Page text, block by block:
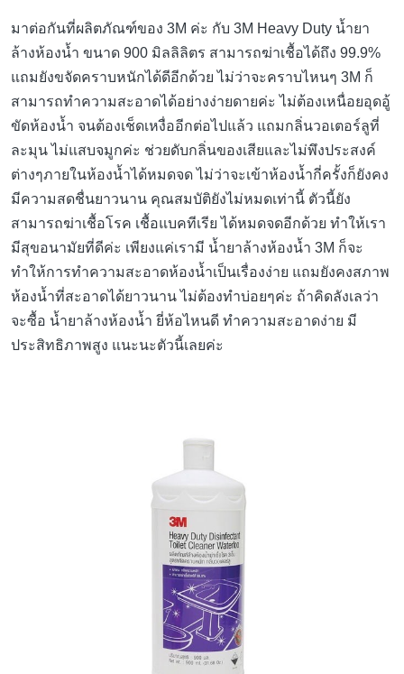
มาต่อกันที่ผลิตภัณฑ์ของ 3M ค่ะ กับ 3M Heavy Duty น้ำยา
ล้างห้องน้ำ ขนาด 900 มิลลิลิตร สามารถฆ่าเชื้อได้ถึง 99.9%
แถมยังขจัดคราบหนักได้ดีอีกด้วย ไม่ว่าจะคราบไหนๆ 3M ก็
สามารถทำความสะอาดได้อย่างง่ายดายค่ะ ไม่ต้องเหนื่อยอุดอู้
ขัดห้องน้ำ จนต้องเช็ดเหงื่ออีกต่อไปแล้ว แถมกลิ่นวอเตอร์ลูที่
ละมุน ไม่แสบจมูกค่ะ ช่วยดับกลิ่นของเสียและไม่พึงประสงค์
ต่างๆภายในห้องน้ำได้หมดจด ไม่ว่าจะเข้าห้องน้ำกี่ครั้งก็ยังคง
มีความสดชื่นยาวนาน คุณสมบัติยังไม่หมดเท่านี้ ตัวนี้ยัง
สามารถฆ่าเชื้อโรค เชื้อแบคทีเรีย ได้หมดจดอีกด้วย ทำให้เรา
มีสุขอนามัยที่ดีค่ะ เพียงแค่เรามี น้ำยาล้างห้องน้ำ 3M ก็จะ
ทำให้การทำความสะอาดห้องน้ำเป็นเรื่องง่าย แถมยังคงสภาพ
ห้องน้ำที่สะอาดได้ยาวนาน ไม่ต้องทำบ่อยๆค่ะ ถ้าคิดลังเลว่า
จะซื้อ น้ำยาล้างห้องน้ำ ยี่ห้อไหนดี ทำความสะอาดง่าย มี
ประสิทธิภาพสูง แนะนะตัวนี้เลยค่ะ